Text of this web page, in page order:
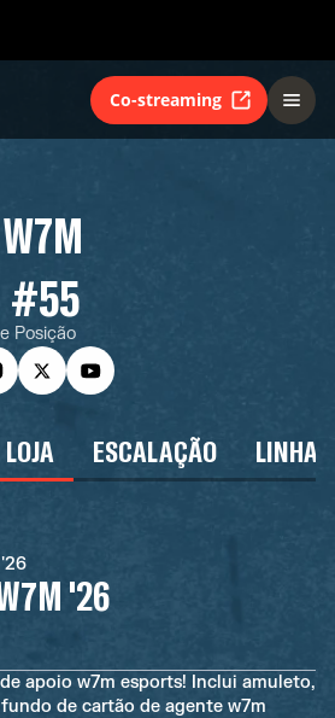
Co-streaming
#55
Posição
LOJA ESCALAÇÃO LINHA
'26
apoio w7m esports! Inclui amuleto,
de cartão de agente w7m